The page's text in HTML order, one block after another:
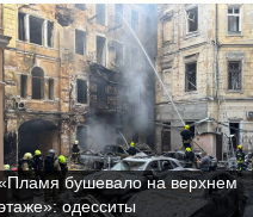
бушевало на верхнем
одесситы